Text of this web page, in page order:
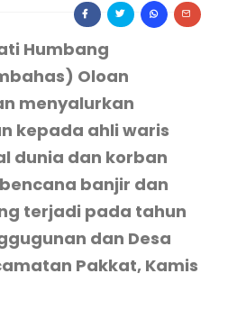
Humbang
Oloan
menyalurkan
kepada ahli waris
dunia dan korban
banjir dan
terjadi pada tahun
dan Desa
Pakkat, Kamis